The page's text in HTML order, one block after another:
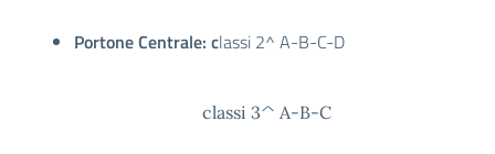
Portone Centrale: classi 2^ A-B-C-D
classi 3^ A-B-C